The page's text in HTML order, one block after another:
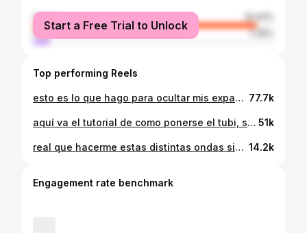
female
92.61%
male
7.39%
Start a Free Trial to Unlock
Top performing Reels
esto es lo que hago para ocultar mis expansiones porque ahora me gusta usar aros normales y quizas a alguien más le sirva🩷 mi mamá viendo este video 🤨 JAJAJ obvio ella me decía cuando mas chica que me iba arrepentir y yo nonono😂 77.7k
aquí va el tutorial de como ponerse el tubi, si quieren evitar dañar el pelo con la alisadora esta técnica es perfecta! y para reparar el pelo de los rayos del sol ya saben que usar ☀️✨ 51k
real que hacerme estas distintas ondas sin calor es lo mejorrrrrr siempre estoy probando nuevas tecnicas jeje cual usan ustedes?🩷✨ 14.2k
Engagement rate benchmark